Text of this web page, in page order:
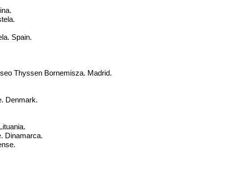
Spain.
Thyssen Bornemisza. Madrid.
Denmark.
Dinamarca.